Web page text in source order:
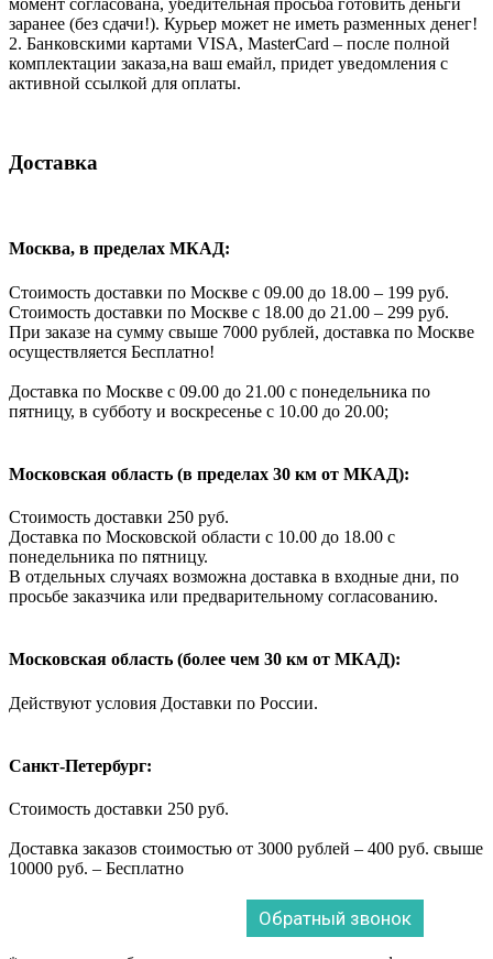
заранее (без сдачи!). Курьер может не иметь разменных денег!
2. Банковскими картами VISA, MasterCard – после полной
комплектации заказа,на ваш емайл, придет уведомления с
активной ссылкой для оплаты.
Доставка
Москва, в пределах МКАД:
Стоимость доставки по Москве с 09.00 до 18.00 – 199 руб.
Стоимость доставки по Москве с 18.00 до 21.00 – 299 руб.
При заказе на сумму свыше 7000 рублей, доставка по Москве
осуществляется Бесплатно!
Доставка по Москве с 09.00 до 21.00 с понедельника по
пятницу, в субботу и воскресенье с 10.00 до 20.00;
Московская область (в пределах 30 км от МКАД):
Стоимость доставки 250 руб.
Доставка по Московской области с 10.00 до 18.00 с
понедельника по пятницу.
В отдельных случаях возможна доставка в входные дни, по
просьбе заказчика или предварительному согласованию.
Московская область (более чем 30 км от МКАД):
Действуют условия Доставки по России.
Санкт-Петербург:
Стоимость доставки 250 руб.
Доставка заказов стоимостью от 3000 рублей – 400 руб. свыше
10000 руб. – Бесплатно
Обратный звонок